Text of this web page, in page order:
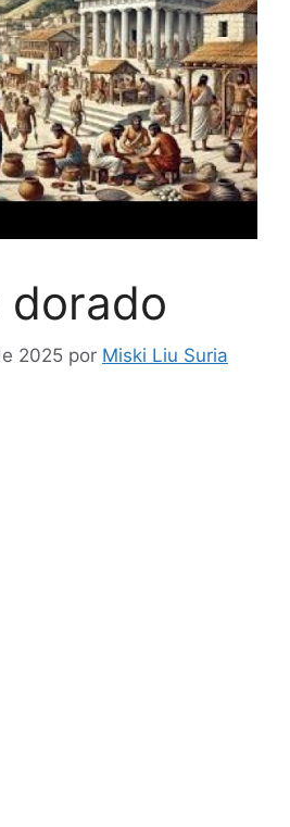
dorado
2025 por Miski Liu Suria